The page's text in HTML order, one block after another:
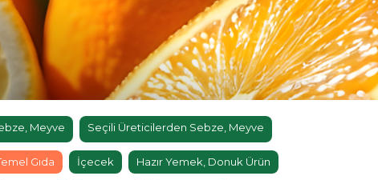
Meyve Seçili Üreticilerden Sebze, Meyve
Gıda İçecek Hazır Yemek, Donuk Ürün